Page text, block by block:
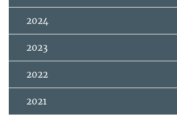
2024
2023
2022
2021